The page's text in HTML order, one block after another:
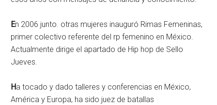
En 2006 junto. otras mujeres inauguró Rimas Femeninas,
primer colectivo referente del rp femenino en México.
Actualmente dirige el apartado de Hip hop de Sello
Jueves.
Ha tocado y dado talleres y conferencias en México,
América y Europa, ha sido juez de batallas